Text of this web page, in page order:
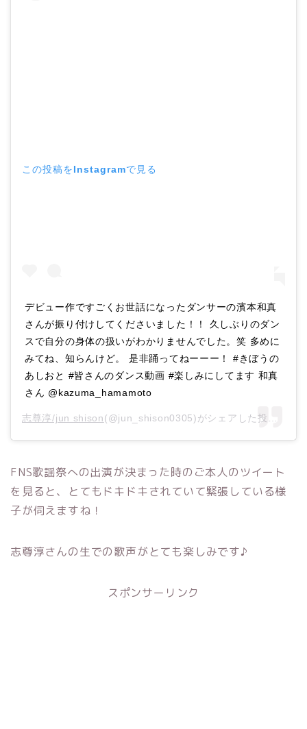
この投稿をInstagramで見る
デビュー作ですごくお世話になったダンサーの濱本和真
さんが振り付けしてくださいました！！ 久しぶりのダン
スで自分の身体の扱いがわかりませんでした。笑 多めに
みてね、知らんけど。 是非踊ってねーーー！ #きぼうの
あしおと #皆さんのダンス動画 #楽しみにしてます 和真
さん @kazuma_hamamoto
志尊淳/jun shison(@jun_shison0305)がシェアした投稿 –
FNS歌謡祭への出演が決まった時のご本人のツイート
を見ると、とてもドキドキされていて緊張している様
子が伺えますね！
志尊淳さんの生での歌声がとても楽しみです♪
スポンサーリンク